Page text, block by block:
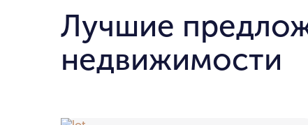
Лучшие
недвижимости